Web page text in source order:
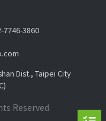
7746-3860
Dist., Taipei City
Reserved.